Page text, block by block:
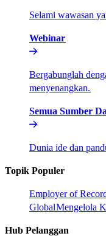
Selami wawasan
Webinar​​
Bergabunglah
menyenangkan.​​
Semua Sumber
Dunia ide dan
Topik Populer​​
Employer of
Global​​Mengelola
Hub Pelanggan​​